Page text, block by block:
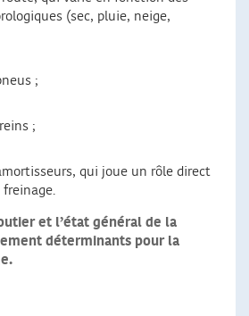
(sec, pluie, neige,
;
;
qui joue un rôle direct
freinage.
et l’état général de la
déterminants pour la